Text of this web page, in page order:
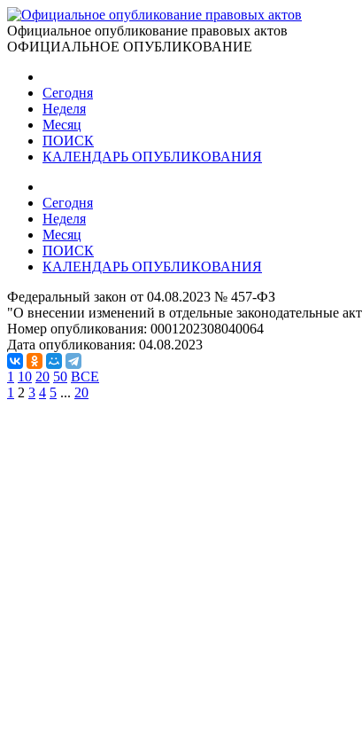
Официальное опубликование правовых актов
ОФИЦИАЛЬНОЕ ОПУБЛИКОВАНИЕ
Сегодня
Неделя
Месяц
ПОИСК
КАЛЕНДАРЬ ОПУБЛИКОВАНИЯ
Сегодня
Неделя
Месяц
ПОИСК
КАЛЕНДАРЬ ОПУБЛИКОВАНИЯ
Федеральный закон от 04.08.2023 № 457-ФЗ
"О внесении изменений в отдельные законодательные
Номер опубликования: 0001202308040064
Дата опубликования: 04.08.2023
1 10 20 50 ВСЕ
1 2 3 4 5 ... 20